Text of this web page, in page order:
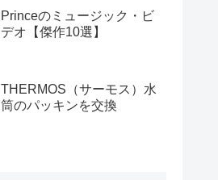
Princeのミュージック・ビ
デオ【傑作10選】
THERMOS（サーモス）水
筒のパッキンを交換